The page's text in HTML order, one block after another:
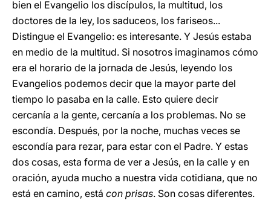
bien el Evangelio los discípulos, la multitud, los
doctores de la ley, los saduceos, los fariseos...
Distingue el Evangelio: es interesante. Y Jesús estaba
en medio de la multitud. Si nosotros imaginamos cómo
era el horario de la jornada de Jesús, leyendo los
Evangelios podemos decir que la mayor parte del
tiempo lo pasaba en la calle. Esto quiere decir
cercanía a la gente, cercanía a los problemas. No se
escondía. Después, por la noche, muchas veces se
escondía para rezar, para estar con el Padre. Y estas
dos cosas, esta forma de ver a Jesús, en la calle y en
oración, ayuda mucho a nuestra vida cotidiana, que no
está en camino, está con prisas. Son cosas diferentes.